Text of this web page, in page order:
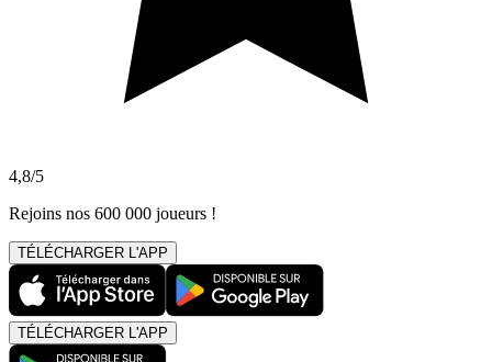
4,8/5
Rejoins nos 600 000 joueurs !
TÉLÉCHARGER L'APP
TÉLÉCHARGER L'APP